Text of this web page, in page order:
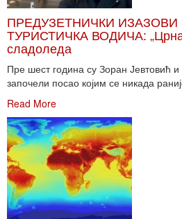
ПРЕДУЗЕТНИЧКИ ИЗАЗОВИ
ТУРИСТИЧКА ВОДИЧА: „Црна
сладоледа
Пре шест година су Зоран Јевтовић
започели посао којим се никада
Read More